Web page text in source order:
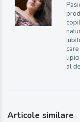
al
Articole similare